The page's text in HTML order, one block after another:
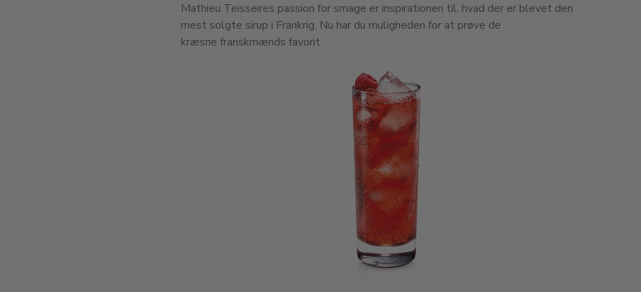
Mathieu Teisseires passion for smage er inspirationen til, hvad der er blevet den
mest solgte sirup i Frankrig. Nu har du muligheden for at prøve de
kræsne franskmænds favorit.